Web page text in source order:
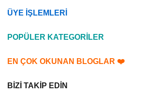
ÜYE İŞLEMLERİ
POPÜLER KATEGORİLER
EN ÇOK OKUNAN BLOGLAR ❤️
BİZİ TAKİP EDİN